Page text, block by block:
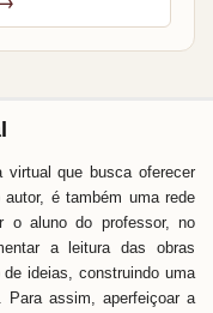
que busca oferecer
é também uma rede
o aluno do professor, no
a leitura das obras
ideias, construindo uma
assim, aperfeiçoar a